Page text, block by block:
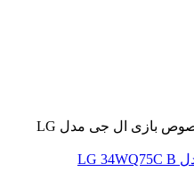
/ مانیتور مخصوص بازی ال جی مدل LG